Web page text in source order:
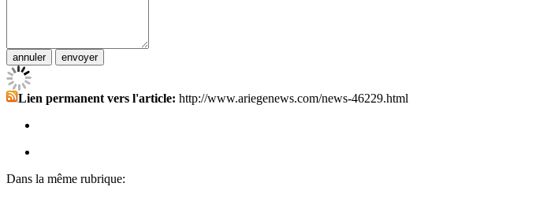
Lien permanent vers l'article: http://www.ariegenews.com/news-46229.html
Dans la même rubrique: